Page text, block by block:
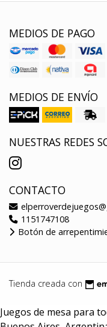
MEDIOS DE PAGO
MEDIOS DE ENVÍO
NUESTRAS REDES
CONTACTO
1151747108
Botón de
Tienda creada con
Juegos de mesa para